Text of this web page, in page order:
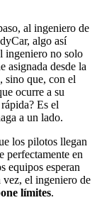
al ingeniero de
algo así
ingeniero no solo
asignada desde la
sino que, con el
ocurre a su
Es el
a un lado.
los pilotos llegan
perfectamente en
equipos esperan
vez, el ingeniero de
límites.